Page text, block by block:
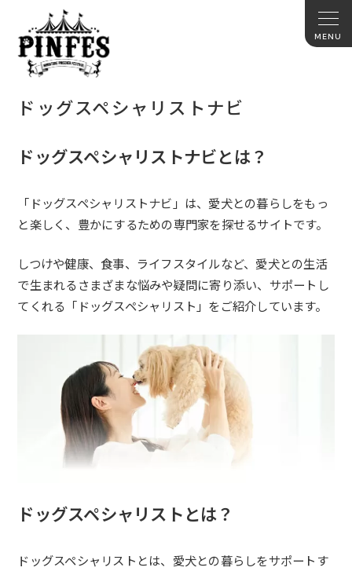
ドッグスペシャリストナビ
ドッグスペシャリストナビとは？
「ドッグスペシャリストナビ」は、愛犬との暮らしをもっ
と楽しく、豊かにするための専門家を探せるサイトです。
しつけや健康、食事、ライフスタイルなど、愛犬との生活
で生まれるさまざまな悩みや疑問に寄り添い、サポートし
てくれる「ドッグスペシャリスト」をご紹介しています。
ドッグスペシャリストとは？
ドッグスペシャリストとは、愛犬との暮らしをサポートす